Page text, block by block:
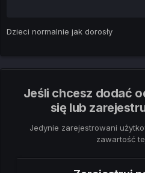
Dzieci normalnie jak dorosły
Jeśli chcesz dodać
się lub
Jedynie zarejestrowani
zawartość